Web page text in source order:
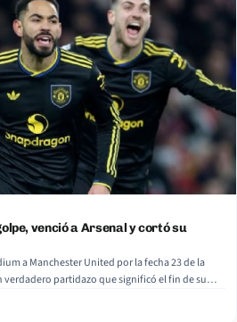
venció a Arsenal y cortó su
a Manchester United por la fecha 23 de la
verdadero partidazo que significó el fin de su
Read More